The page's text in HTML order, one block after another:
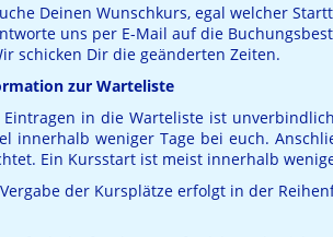
Deinen Wunschkurs, egal welcher
uns per E-Mail auf die
schicken Dir die geänderten Zeiten.
zur Warteliste
Eintragen in die Warteliste ist
innerhalb weniger Tage bei euch.
Ein Kursstart ist meist innerhalb
der Kursplätze erfolgt in der